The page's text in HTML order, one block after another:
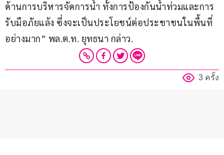
ด้านการบริหารจัดการน้ำ ทั้งการป้องกันน้ำท่วมและการ
รับมือภัยแล้ง ซึ่งจะเป็นประโยชน์ต่อประชาชนในพื้นที่
อย่างมาก” พล.ต.ท. ยุทธนา กล่าว.
3 ครั้ง